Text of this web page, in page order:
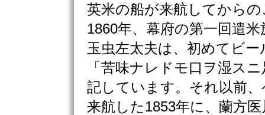
英米の船が来航してから
1860年、幕府の第一回遣
玉虫左太夫は、初めてビ
「苦味ナレドモ口ヲ湿ス
記しています。それ以前
来航した1853年に、蘭方